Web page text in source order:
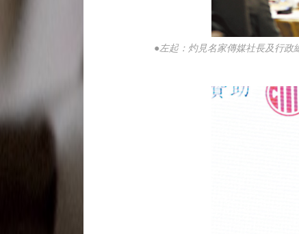
●左起：灼見名家傳媒社長及行政